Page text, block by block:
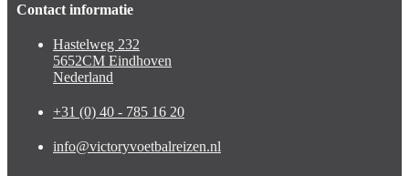
Contact informatie
Hastelweg 232
5652CM Eindhoven
Nederland
+31 (0) 40 - 785 16 20
info@victoryvoetbalreizen.nl